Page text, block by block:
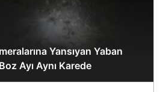
Yansıyan Yaban
Ayı Aynı Karede